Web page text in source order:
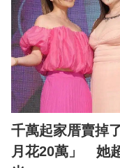
千萬起家厝賣掉
月花20萬」 她